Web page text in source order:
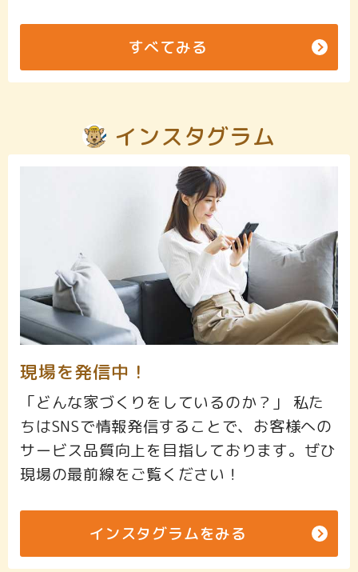
すべてみる
インスタグラム
現場を発信中！
「どんな家づくりをしているのか？」 私た
ちはSNSで情報発信することで、お客様への
サービス品質向上を目指しております。ぜひ
現場の最前線をご覧ください！
インスタグラムをみる